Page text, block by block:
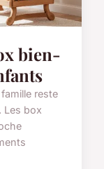
bien-
reste
Les box